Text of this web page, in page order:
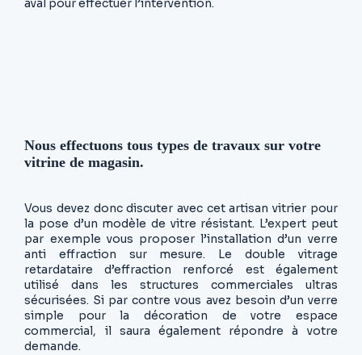
aval pour effectuer l’intervention.
Nous effectuons tous types de travaux sur votre
vitrine de magasin.
Vous devez donc discuter avec cet artisan vitrier pour
la pose d’un modèle de vitre résistant. L’expert peut
par exemple vous proposer l’installation d’un verre
anti effraction sur mesure. Le double vitrage
retardataire d’effraction renforcé est également
utilisé dans les structures commerciales ultras
sécurisées. Si par contre vous avez besoin d’un verre
simple pour la décoration de votre espace
commercial, il saura également répondre à votre
demande.